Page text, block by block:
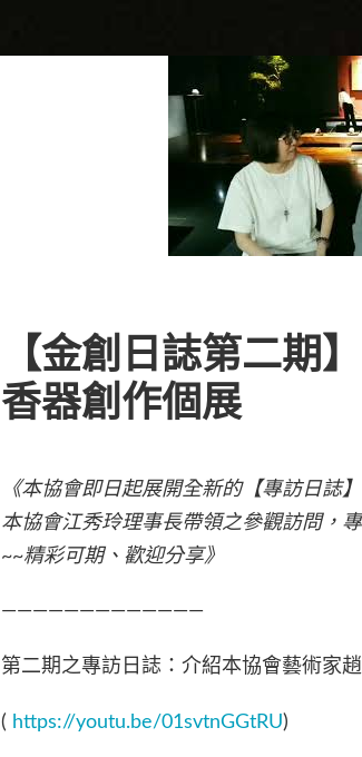
【金創日誌第二期
香器創作個展
《本協會即日起展開全新的【專訪日誌
本協會江秀玲理事長帶領之參觀訪問，
~~精彩可期、歡迎分享》
—————————————
第二期之專訪日誌：介紹本協會藝術家
( https://youtu.be/01svtnGGtRU)